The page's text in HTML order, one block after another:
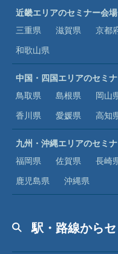
近畿エリアのセミナー会場
三重県
滋賀県 京都
和歌山県
中国・四国エリアのセミ
鳥取県
島根県 岡山
香川県
愛媛県 高知
九州・沖縄エリアのセミ
福岡県
佐賀県 長崎
鹿児島県
沖縄県
駅・路線から